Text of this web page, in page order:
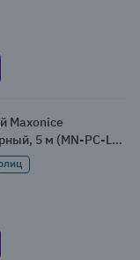
Maxonice
5 м (MN-PC-LU-